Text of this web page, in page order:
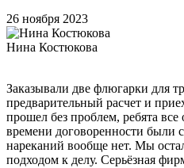
26 ноября 2023
Нина Костюкова
Заказывали две флюгарки для
предварительный расчет и
прошел без проблем, ребята
времени договоренности были
нареканий вообще нет. Мы
подходом к делу. Серьёзная